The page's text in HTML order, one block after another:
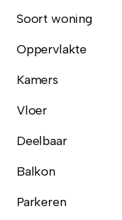
Soort woning
Oppervlakte
Kamers
Vloer
Deelbaar
Balkon
Parkeren